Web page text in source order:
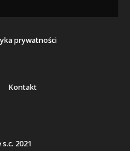
prywatności
Kontakt
2021